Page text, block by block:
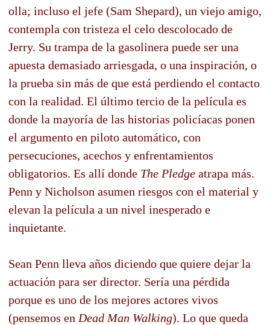
olla; incluso el jefe (Sam Shepard), un viejo amigo,
contempla con tristeza el celo descolocado de
Jerry. Su trampa de la gasolinera puede ser una
apuesta demasiado arriesgada, o una inspiración, o
la prueba sin más de que está perdiendo el contacto
con la realidad. El último tercio de la película es
donde la mayoría de las historias policíacas ponen
el argumento en piloto automático, con
persecuciones, acechos y enfrentamientos
obligatorios. Es allí donde The Pledge atrapa más.
Penn y Nicholson asumen riesgos con el material y
elevan la película a un nivel inesperado e
inquietante.
Sean Penn lleva años diciendo que quiere dejar la
actuación para ser director. Sería una pérdida
porque es uno de los mejores actores vivos
(pensemos en Dead Man Walking). Lo que queda